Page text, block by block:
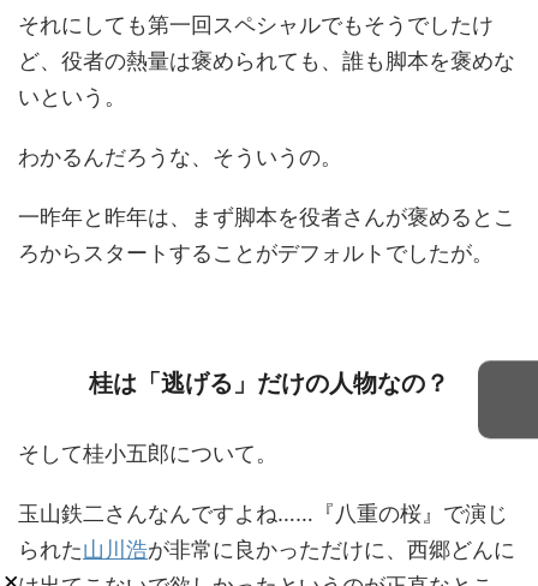
それにしても第一回スペシャルでもそうでしたけ
ど、役者の熱量は褒められても、誰も脚本を褒めな
いという。
わかるんだろうな、そういうの。
一昨年と昨年は、まず脚本を役者さんが褒めるとこ
ろからスタートすることがデフォルトでしたが。
桂は「逃げる」だけの人物なの？
そして桂小五郎について。
玉山鉄二さんなんですよね……『八重の桜』で演じ
られた山川浩が非常に良かっただけに、西郷どんに